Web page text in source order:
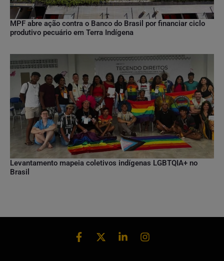
MPF abre ação contra o Banco do Brasil por financiar ciclo
produtivo pecuário em Terra Indígena
Levantamento mapeia coletivos indígenas LGBTQIA+ no
Brasil